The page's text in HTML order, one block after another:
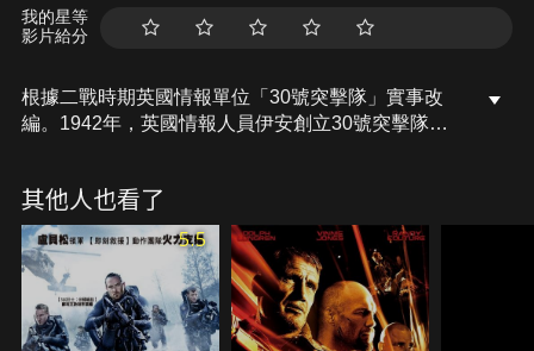
我的星等
影片給分
根據二戰時期英國情報單位「30號突擊隊」實事改
編。1942年，英國情報人員伊安創立30號突擊隊，
出任務時，危機悄然而至，而盟軍和整個歐洲的命運
全掌握在他們手中。
其他人也看了
5.5